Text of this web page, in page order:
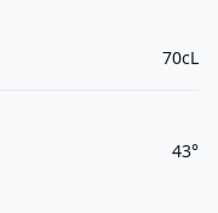
70cL
43°